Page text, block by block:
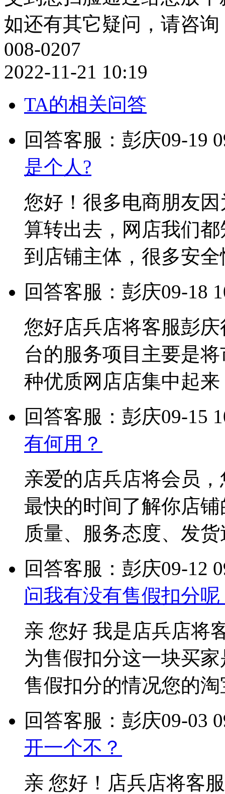
如还有其它疑问，请咨询
008-0207
2022-11-21 10:19
TA的相关问答
回答客服：彭庆09-19
是个人?
您好！很多电商朋友
算转出去，网店我们
到店铺主体，很多安
回答客服：彭庆09-18
您好店兵店将客服彭
台的服务项目主要是
种优质网店店集中起
回答客服：彭庆09-15
有何用？
亲爱的店兵店将会员
最快的时间了解你店
质量、服务态度、发
回答客服：彭庆09-12
问我有没有售假扣分呢
亲 您好 我是店兵店将
为售假扣分这一块买
售假扣分的情况您的
回答客服：彭庆09-03
开一个不？
亲 您好！店兵店将客